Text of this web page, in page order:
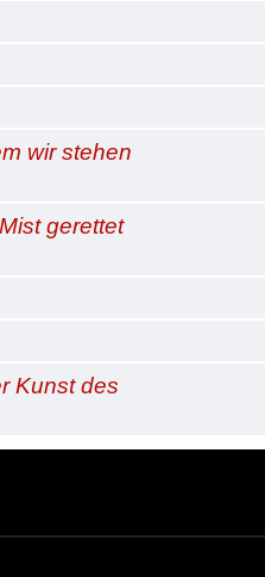
wir stehen
gerettet
Kunst des